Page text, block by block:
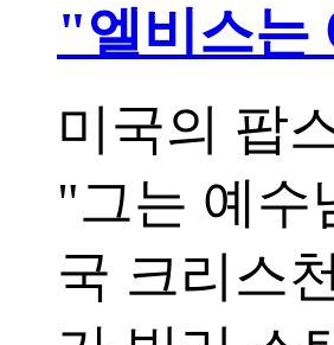
"엘비스는
미국의 팝
"그는 예수
국 크리스